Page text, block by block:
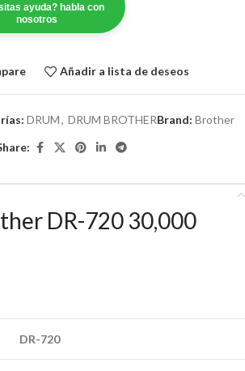
ayuda? habla con
nosotros
Añadir a lista de deseos
DRUM, DRUM BROTHERBrand: Brother
DR-720 30,000
DR-720